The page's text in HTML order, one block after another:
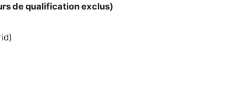
de qualification exclus)